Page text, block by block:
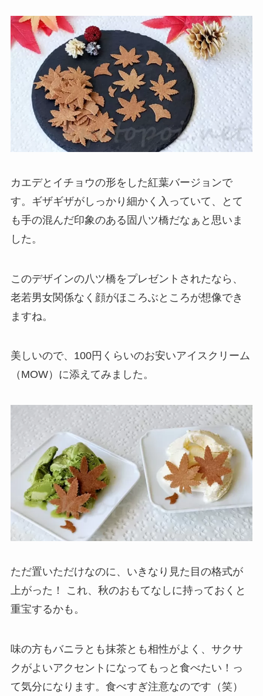
カエデとイチョウの形をした紅葉バージョンで
す。ギザギザがしっかり細かく入っていて、とて
も手の混んだ印象のある固八ツ橋だなぁと思いま
した。
このデザインの八ツ橋をプレゼントされたなら、
老若男女関係なく顔がほころぶところが想像でき
ますね。
美しいので、100円くらいのお安いアイスクリーム
（MOW）に添えてみました。
ただ置いただけなのに、いきなり見た目の格式が
上がった！ これ、秋のおもてなしに持っておくと
重宝するかも。
味の方もバニラとも抹茶とも相性がよく、サクサ
クがよいアクセントになってもっと食べたい！っ
て気分になります。食べすぎ注意なのです（笑）